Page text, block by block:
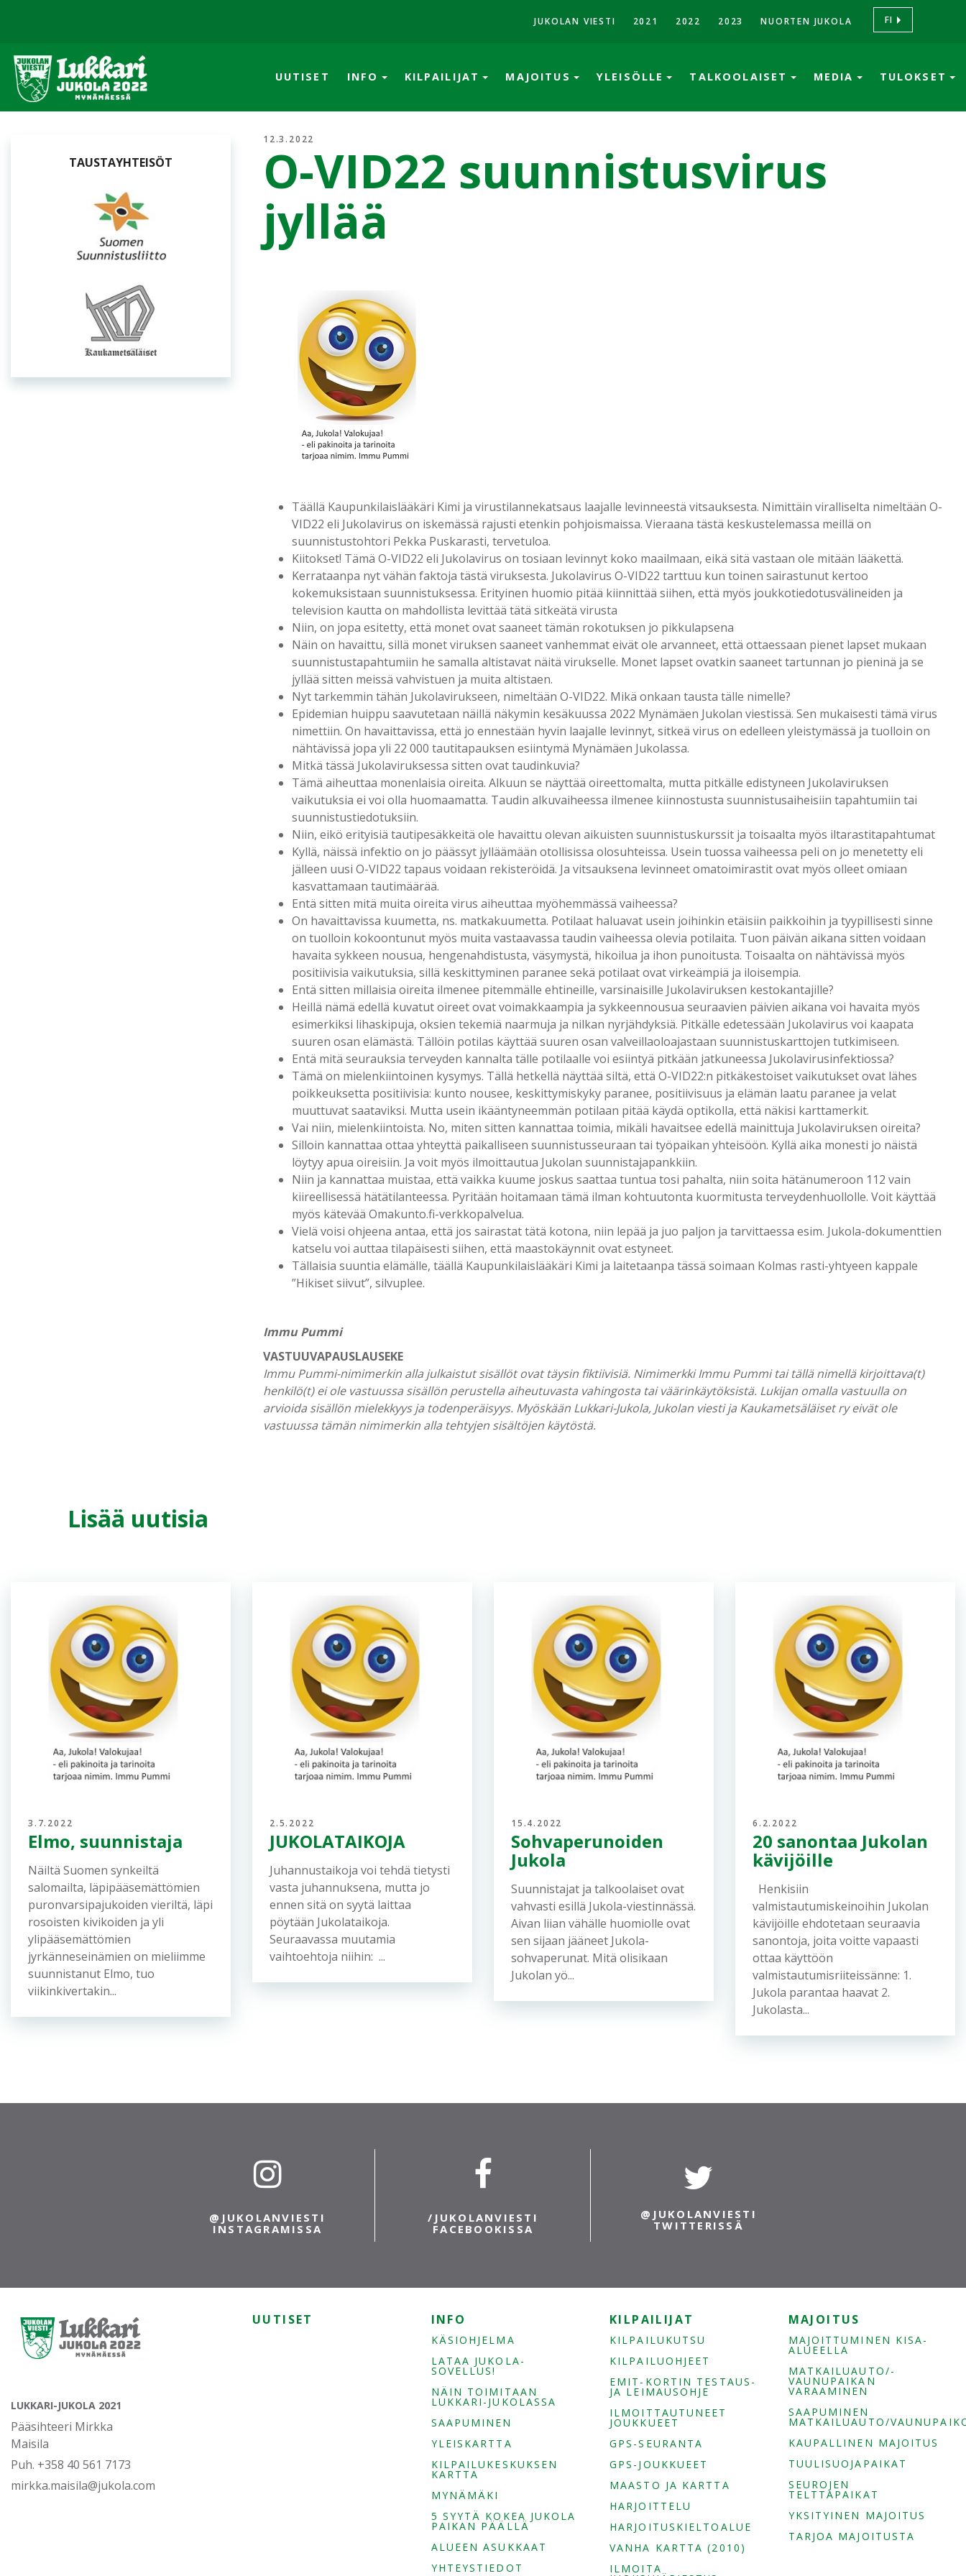
JUKOLAN VIESTI 2021 2022 2023 NUORTEN JUKOLA FI
UUTISET INFO KILPAILIJAT MAJOITUS YLEISÖLLE TALKOOLAISET MEDIA TULOKSET
12.3.2022
O-VID22 suunnistusvirus
jyllää
Täällä Kaupunkilaislääkäri Kimi ja virustilannekatsaus laajalle levinneestä vitsauksesta. Nimittäin viralliselta nimeltään O-
VID22 eli Jukolavirus on iskemässä rajusti etenkin pohjoismaissa. Vieraana tästä keskustelemassa meillä on
suunnistustohtori Pekka Puskarasti, tervetuloa.
Kiitokset! Tämä O-VID22 eli Jukolavirus on tosiaan levinnyt koko maailmaan, eikä sitä vastaan ole mitään lääkettä.
Kerrataanpa nyt vähän faktoja tästä viruksesta. Jukolavirus O-VID22 tarttuu kun toinen sairastunut kertoo
kokemuksistaan suunnistuksessa. Erityinen huomio pitää kiinnittää siihen, että myös joukkotiedotusvälineiden ja
television kautta on mahdollista levittää tätä sitkeätä virusta
Niin, on jopa esitetty, että monet ovat saaneet tämän rokotuksen jo pikkulapsena
Näin on havaittu, sillä monet viruksen saaneet vanhemmat eivät ole arvanneet, että ottaessaan pienet lapset mukaan
suunnistustapahtumiin he samalla altistavat näitä virukselle. Monet lapset ovatkin saaneet tartunnan jo pieninä ja se
jyllää sitten meissä vahvistuen ja muita altistaen.
Nyt tarkemmin tähän Jukolavirukseen, nimeltään O-VID22. Mikä onkaan tausta tälle nimelle?
Epidemian huippu saavutetaan näillä näkymin kesäkuussa 2022 Mynämäen Jukolan viestissä. Sen mukaisesti tämä virus
nimettiin. On havaittavissa, että jo ennestään hyvin laajalle levinnyt, sitkeä virus on edelleen yleistymässä ja tuolloin on
nähtävissä jopa yli 22 000 tautitapauksen esiintymä Mynämäen Jukolassa.
Mitkä tässä Jukolaviruksessa sitten ovat taudinkuvia?
Tämä aiheuttaa monenlaisia oireita. Alkuun se näyttää oireettomalta, mutta pitkälle edistyneen Jukolaviruksen
vaikutuksia ei voi olla huomaamatta. Taudin alkuvaiheessa ilmenee kiinnostusta suunnistusaiheisiin tapahtumiin tai
suunnistustiedotuksiin.
Niin, eikö erityisiä tautipesäkkeitä ole havaittu olevan aikuisten suunnistuskurssit ja toisaalta myös iltarastitapahtumat
Kyllä, näissä infektio on jo päässyt jylläämään otollisissa olosuhteissa. Usein tuossa vaiheessa peli on jo menetetty eli
jälleen uusi O-VID22 tapaus voidaan rekisteröidä. Ja vitsauksena levinneet omatoimirastit ovat myös olleet omiaan
kasvattamaan tautimäärää.
Entä sitten mitä muita oireita virus aiheuttaa myöhemmässä vaiheessa?
On havaittavissa kuumetta, ns. matkakuumetta. Potilaat haluavat usein joihinkin etäisiin paikkoihin ja tyypillisesti sinne
on tuolloin kokoontunut myös muita vastaavassa taudin vaiheessa olevia potilaita. Tuon päivän aikana sitten voidaan
havaita sykkeen nousua, hengenahdistusta, väsymystä, hikoilua ja ihon punoitusta. Toisaalta on nähtävissä myös
positiivisia vaikutuksia, sillä keskittyminen paranee sekä potilaat ovat virkeämpiä ja iloisempia.
Entä sitten millaisia oireita ilmenee pitemmälle ehtineille, varsinaisille Jukolaviruksen kestokantajille?
Heillä nämä edellä kuvatut oireet ovat voimakkaampia ja sykkeennousua seuraavien päivien aikana voi havaita myös
esimerkiksi lihaskipuja, oksien tekemiä naarmuja ja nilkan nyrjähdyksiä. Pitkälle edetessään Jukolavirus voi kaapata
suuren osan elämästä. Tällöin potilas käyttää suuren osan valveillaoloajastaan suunnistuskarttojen tutkimiseen.
Entä mitä seurauksia terveyden kannalta tälle potilaalle voi esiintyä pitkään jatkuneessa Jukolavirusinfektiossa?
Tämä on mielenkiintoinen kysymys. Tällä hetkellä näyttää siltä, että O-VID22:n pitkäkestoiset vaikutukset ovat lähes
poikkeuksetta positiivisia: kunto nousee, keskittymiskyky paranee, positiivisuus ja elämän laatu paranee ja velat
muuttuvat saataviksi. Mutta usein ikääntyneemmän potilaan pitää käydä optikolla, että näkisi karttamerkit.
Vai niin, mielenkiintoista. No, miten sitten kannattaa toimia, mikäli havaitsee edellä mainittuja Jukolaviruksen oireita?
Silloin kannattaa ottaa yhteyttä paikalliseen suunnistusseuraan tai työpaikan yhteisöön. Kyllä aika monesti jo näistä
löytyy apua oireisiin. Ja voit myös ilmoittautua Jukolan suunnistajapankkiin.
Niin ja kannattaa muistaa, että vaikka kuume joskus saattaa tuntua tosi pahalta, niin soita hätänumeroon 112 vain
kiireellisessä hätätilanteessa. Pyritään hoitamaan tämä ilman kohtuutonta kuormitusta terveydenhuollolle. Voit käyttää
myös kätevää Omakunto.fi-verkkopalvelua.
Vielä voisi ohjeena antaa, että jos sairastat tätä kotona, niin lepää ja juo paljon ja tarvittaessa esim. Jukola-dokumenttien
katselu voi auttaa tilapäisesti siihen, että maastokäynnit ovat estyneet.
Tällaisia suuntia elämälle, täällä Kaupunkilaislääkäri Kimi ja laitetaanpa tässä soimaan Kolmas rasti-yhtyeen kappale
”Hikiset siivut”, silvuplee.
Immu Pummi
VASTUUVAPAUSLAUSEKE
Immu Pummi-nimimerkin alla julkaistut sisällöt ovat täysin fiktiivisiä. Nimimerkki Immu Pummi tai tällä nimellä kirjoittava(t)
henkilö(t) ei ole vastuussa sisällön perustella aiheutuvasta vahingosta tai väärinkäytöksistä. Lukijan omalla vastuulla on
arvioida sisällön mielekkyys ja todenperäisyys. Myöskään Lukkari-Jukola, Jukolan viesti ja Kaukametsäläiset ry eivät ole
vastuussa tämän nimimerkin alla tehtyjen sisältöjen käytöstä.
OSUUSISÄNNÄT
Lisää uutisia
3.7.2022
Elmo, suunnistaja
Näiltä Suomen synkeiltä
salomailta, läpipääsemättömien
puronvarsipajukoiden vieriltä, läpi
rosoisten kivikoiden ja yli
ylipääsemättömien
jyrkänneseinämien on mieliimme
suunnistanut Elmo, tuo
viikinkivertakin...
2.5.2022
JUKOLATAIKOJA
Juhannustaikoja voi tehdä tietysti
vasta juhannuksena, mutta jo
ennen sitä on syytä laittaa
pöytään Jukolataikoja.
Seuraavassa muutamia
vaihtoehtoja niihin: ...
15.4.2022
Sohvaperunoiden
Jukola
Suunnistajat ja talkoolaiset ovat
vahvasti esillä Jukola-viestinnässä.
Aivan liian vähälle huomiolle ovat
sen sijaan jääneet Jukola-
sohvaperunat. Mitä olisikaan
Jukolan yö...
6.2.2022
20 sanontaa Jukolan
kävijöille
Henkisiin
valmistautumiskeinoihin Jukolan
kävijöille ehdotetaan seuraavia
sanontoja, joita voitte vapaasti
ottaa käyttöön
valmistautumisriiteissänne: 1.
Jukola parantaa haavat 2.
Jukolasta...
@JUKOLANVIESTI
INSTAGRAMISSA
/JUKOLANVIESTI
FACEBOOKISSA
@JUKOLANVIESTI
TWITTERISSÄ
LUKKARI-JUKOLA 2021
Pääsihteeri Mirkka
Maisila
Puh. +358 40 561 7173
mirkka.maisila@jukola.com
UUTISET INFO
KÄSIOHJELMA
LATAA JUKOLA-
SOVELLUS!
NÄIN TOIMITAAN
LUKKARI-JUKOLASSA
SAAPUMINEN
YLEISKARTTA
KILPAILUKESKUKSEN
KARTTA
MYNÄMÄKI
5 SYYTÄ KOKEA JUKOLA
PAIKAN PÄÄLLÄ
ALUEEN ASUKKAAT
YHTEYSTIEDOT
KILPAILIJAT
KILPAILUKUTSU
KILPAILUOHJEET
EMIT-KORTIN TESTAUS-
JA LEIMAUSOHJE
ILMOITTAUTUNEET
JOUKKUEET
GPS-SEURANTA
GPS-JOUKKUEET
MAASTO JA KARTTA
HARJOITTELU
HARJOITUSKIELTOALUE
VANHA KARTTA (2010)
ILMOITA
MAJOITUS
MAJOITTUMINEN KISA-
ALUEELLA
MATKAILUAUTO/-
VAUNUPAIKAN
VARAAMINEN
SAAPUMINEN
MATKAILUAUTO/
KAUPALLINEN MAJOITUS
TUULISUOJAPAIKAT
SEUROJEN
TELTTAPAIKAT
YKSITYINEN MAJOITUS
TARJOA MAJOITUSTA